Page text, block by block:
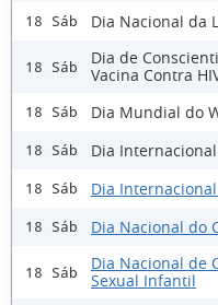
18 Sáb Dia Nacional da
18 Sáb
Dia de
Vacina Contra
18 Sáb Dia Mundial do
18 Sáb Dia
18 Sáb Dia
18 Sáb Dia Nacional do
18 Sáb
Dia Nacional de
Sexual Infantil